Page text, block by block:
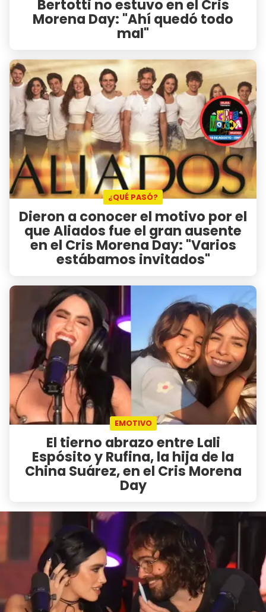
Bertotti no estuvo en el Cris
Morena Day: "Ahí quedó todo
mal"
¿QUÉ PASÓ?
Dieron a conocer el motivo por el
que Aliados fue el gran ausente
en el Cris Morena Day: "Varios
estábamos invitados"
EMOTIVO
El tierno abrazo entre Lali
Espósito y Rufina, la hija de la
China Suárez, en el Cris Morena
Day